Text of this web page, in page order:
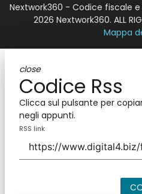
Nextwork360 - Codice fiscale
2026 Nextwork360. ALL
Mappa
close
Codice Rss
Clicca sul pulsante per
negli appunti.
RSS link